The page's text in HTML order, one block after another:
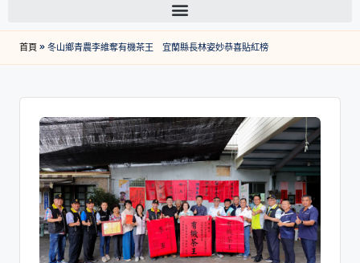
首頁»冬山鄉青農李維奪有機茶王 宜蘭縣長林姿妙恭喜貼紅榜